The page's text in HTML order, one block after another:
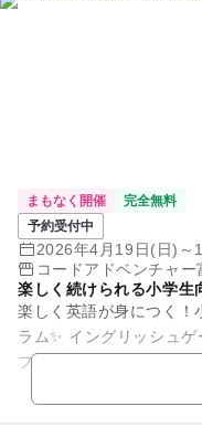
まもなく開催
完全無料
予約受付中
2026年4月19日(日)～
コードアドベンチャ
楽しく続けられる小学生
楽しく英語が身につく！
ラム✨ イングリッシュ
フト・タイピング・動